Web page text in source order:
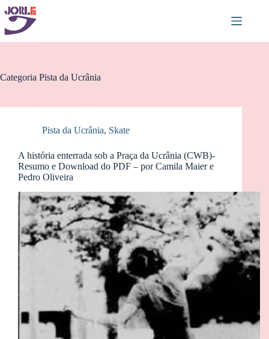
Pular
para
conteúdo
Categoria Pista da Ucrânia
Pista da Ucrânia, Skate
A história enterrada sob a Praça da Ucrânia (CWB)-
Resumo e Download do PDF – por Camila Maier e
Pedro Oliveira